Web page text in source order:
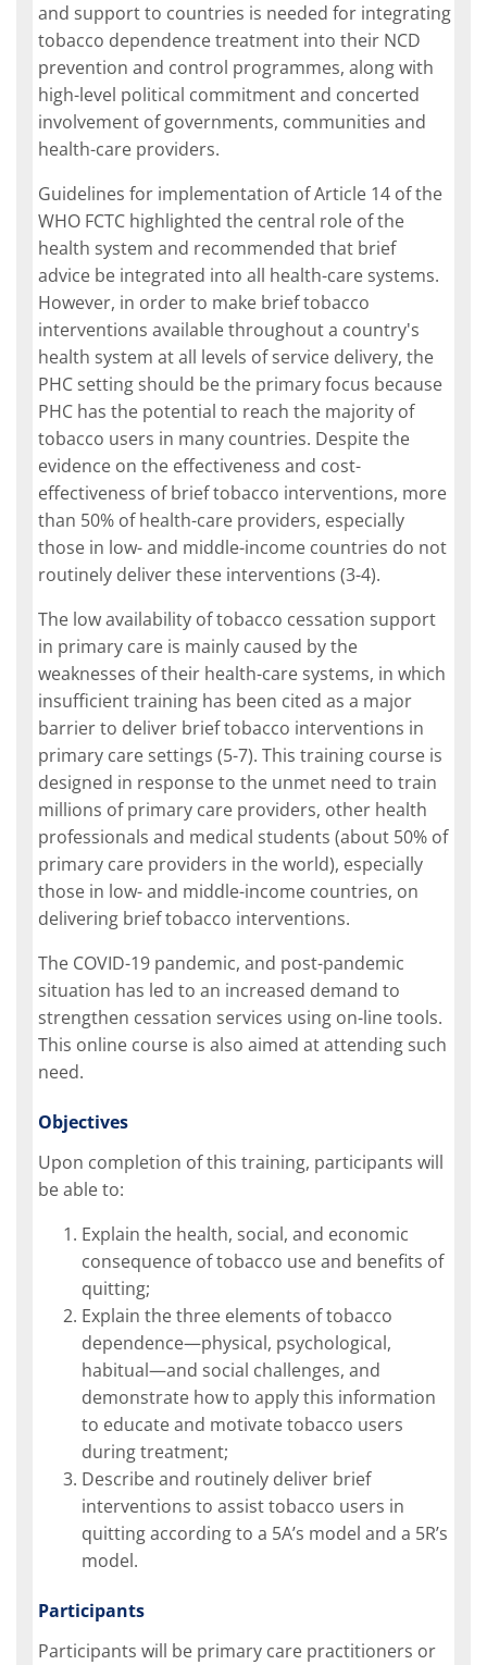
and support to countries is needed for integrating
tobacco dependence treatment into their NCD
prevention and control programmes, along with
high-level political commitment and concerted
involvement of governments, communities and
health-care providers.
Guidelines for implementation of Article 14 of the
WHO FCTC highlighted the central role of the
health system and recommended that brief
advice be integrated into all health-care systems.
However, in order to make brief tobacco
interventions available throughout a country's
health system at all levels of service delivery, the
PHC setting should be the primary focus because
PHC has the potential to reach the majority of
tobacco users in many countries. Despite the
evidence on the effectiveness and cost-
effectiveness of brief tobacco interventions, more
than 50% of health-care providers, especially
those in low- and middle-income countries do not
routinely deliver these interventions (3-4).
The low availability of tobacco cessation support
in primary care is mainly caused by the
weaknesses of their health-care systems, in which
insufficient training has been cited as a major
barrier to deliver brief tobacco interventions in
primary care settings (5-7). This training course is
designed in response to the unmet need to train
millions of primary care providers, other health
professionals and medical students (about 50% of
primary care providers in the world), especially
those in low- and middle-income countries, on
delivering brief tobacco interventions.
The COVID-19 pandemic, and post-pandemic
situation has led to an increased demand to
strengthen cessation services using on-line tools.
This online course is also aimed at attending such
need.
Objectives
Upon completion of this training, participants will
be able to:
Explain the health, social, and economic
consequence of tobacco use and benefits of
quitting;
Explain the three elements of tobacco
dependence—physical, psychological,
habitual—and social challenges, and
demonstrate how to apply this information
to educate and motivate tobacco users
during treatment;
Describe and routinely deliver brief
interventions to assist tobacco users in
quitting according to a 5A’s model and a 5R’s
model.
Participants
Participants will be primary care practitioners or